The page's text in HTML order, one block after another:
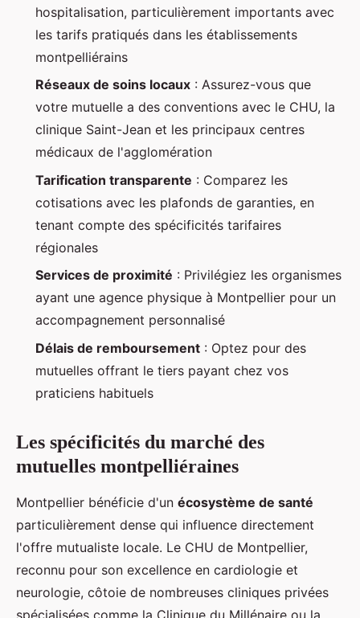
hospitalisation, particulièrement importants avec
les tarifs pratiqués dans les établissements
montpelliérains
Réseaux de soins locaux : Assurez-vous que
votre mutuelle a des conventions avec le CHU, la
clinique Saint-Jean et les principaux centres
médicaux de l'agglomération
Tarification transparente : Comparez les
cotisations avec les plafonds de garanties, en
tenant compte des spécificités tarifaires
régionales
Services de proximité : Privilégiez les organismes
ayant une agence physique à Montpellier pour un
accompagnement personnalisé
Délais de remboursement : Optez pour des
mutuelles offrant le tiers payant chez vos
praticiens habituels
Les spécificités du marché des
mutuelles montpelliéraines
Montpellier bénéficie d'un écosystème de santé
particulièrement dense qui influence directement
l'offre mutualiste locale. Le CHU de Montpellier,
reconnu pour son excellence en cardiologie et
neurologie, côtoie de nombreuses cliniques privées
spécialisées comme la Clinique du Millénaire ou la